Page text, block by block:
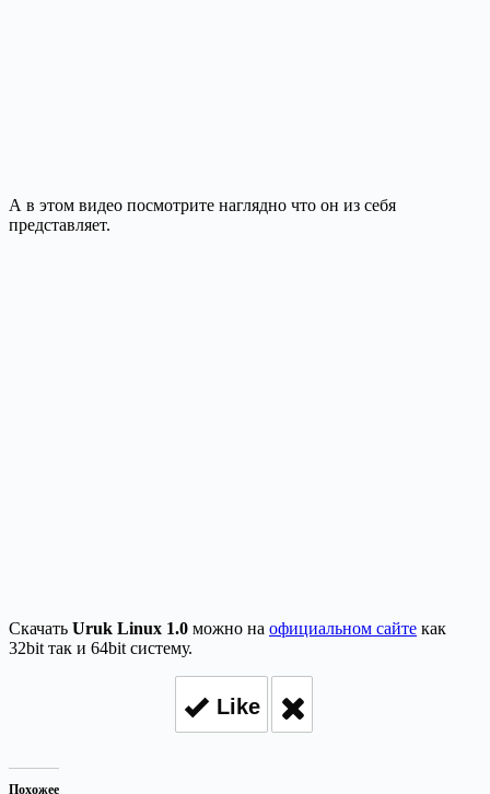
А в этом видео посмотрите наглядно что он из себя
представляет.
Скачать Uruk Linux 1.0 можно на официальном сайте как
32bit так и 64bit систему.
Like
Похожее